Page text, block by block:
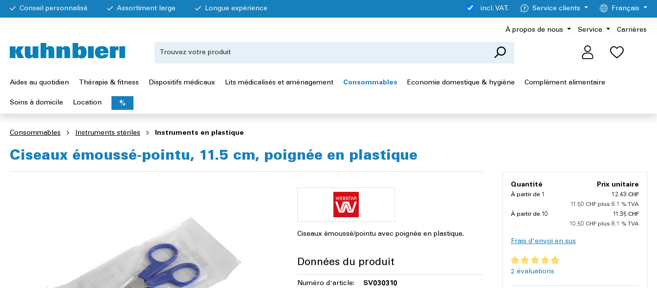
Conseil personnalisé Assortiment large Longue expérience incl. VAT. Service clients Français
À propos de nous Service Carrières
Aides au quotidien Thérapie & fitness Dispositifs médicaux Lits médicalisés et aménagement Consommables Economie domestique & hygiène Complément alimentaire
Soins à domicile Location %
Consommables Instruments stériles Instruments en plastique
Ciseaux émoussé-pointu, 11.5 cm, poignée en plastique
Ciseaux émoussé/pointu avec poignée en plastique.
Données du produit
Numéro d'article: SV030310
Quantité Prix unitaire
À partir de 1
12.43 CHF
11.50 CHF plus 8.1 % TVA
À partir de 10
11.35 CHF
10.50 CHF plus 8.1 % TVA
Frais d'envoi en sus
Note moyenne de 5 sur 5 étoiles
2 évaluations